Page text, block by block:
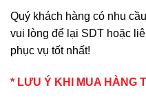
Quý khách hàng có nhu
vui lòng để lại SDT hoặc
phục vụ tốt nhất!
* LƯU Ý KHI MUA HÀNG